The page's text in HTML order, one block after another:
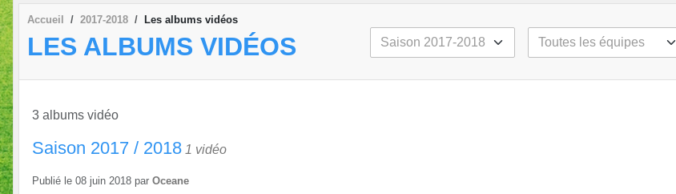
Accueil 2017-2018 Les albums vidéos
LES ALBUMS VIDÉOS
3 albums vidéo
Saison 2017 / 2018 1 vidéo
Publié le 08 juin 2018 par Oceane